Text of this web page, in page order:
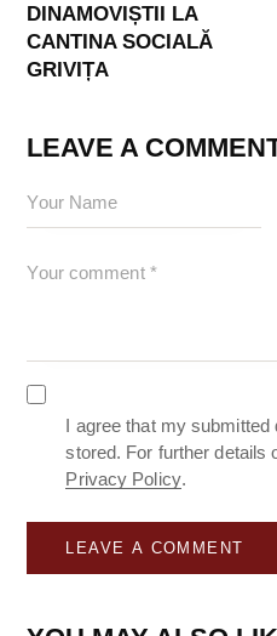
DINAMOVIȘTII LA
CANTINA SOCIALĂ
GRIVIȚA
LEAVE A
I agree that my submitted
stored. For further details
Privacy Policy.